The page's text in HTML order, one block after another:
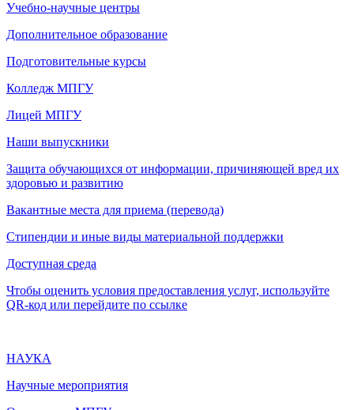
Учебно-научные центры
Дополнительное образование
Подготовительные курсы
Колледж МПГУ
Лицей МПГУ
Наши выпускники
Защита обучающихся от информации, причиняющей вред их
здоровью и развитию
Вакантные места для приема (перевода)
Стипендии и иные виды материальной поддержки
Доступная среда
Чтобы оценить условия предоставления услуг, используйте
QR-код или перейдите по ссылке
НАУКА
Научные мероприятия